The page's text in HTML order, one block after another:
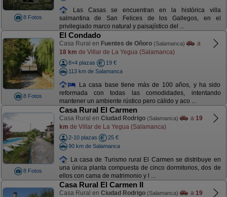
8 Fotos
Las Casas se encuentran en la histórica villa
salmantina de San Felices de los Gallegos, en el
privilegiado marco natural y paisajístico del ...
8 Fotos
El Condado
Casa Rural en Fuentes de Oñoro (Salamanca)
a
18 km de Villar de La Yegua (Salamanca)
8+4 plazas
19 €
113 km de Salamanca
La casa base tiene más de 100 años, y ha sido
reformada con todas las comodidades, intentando
mantener un ambiente rústico pero cálido y aco ...
8 Fotos
Casa Rural El Carmen
Casa Rural en Ciudad Rodrigo (Salamanca) a 19
km de Villar de La Yegua (Salamanca)
2-10 plazas
25 €
90 km de Salamanca
La casa de Turismo rural El Carmen se distribuye en
una única planta compuesta de cinco dormitorios, dos de
ellos con cama de matrimonio y l ...
Casa Rural El Carmen II
Casa Rural en Ciudad Rodrigo (Salamanca) a 19